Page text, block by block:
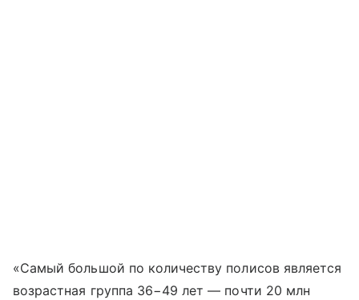
«Самый большой по количеству полисов является
возрастная группа 36−49 лет — почти 20 млн